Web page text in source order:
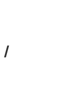
/